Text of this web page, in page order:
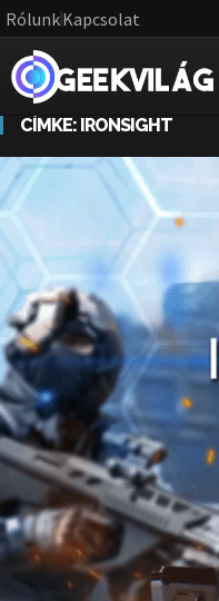
RólunkKapcsolat
CÍMKE: IRONSIGHT